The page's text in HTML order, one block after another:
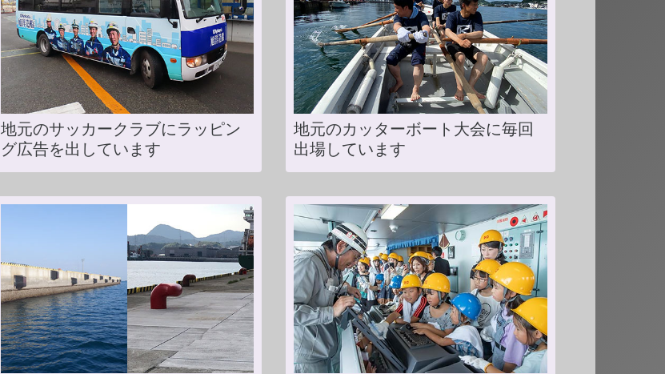
地元のサッカークラブにラッピン
グ広告を出しています
地元のカッターボート大会に毎回
出場しています